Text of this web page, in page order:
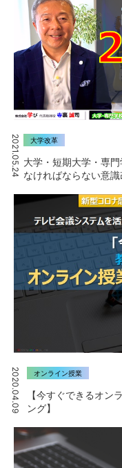
2021.05.24 大学改革
大学・短期大学・専
なければならない意識
2020.04.09 オンライン授業
【今すぐできるオン
ング】